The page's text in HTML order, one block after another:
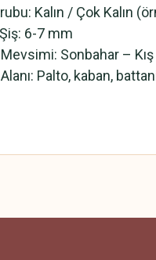
Kalın / Çok Kalın
6-7 mm
Sonbahar – Kış
Palto, kaban,